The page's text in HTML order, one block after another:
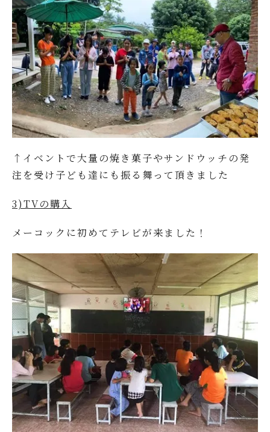
↑イベントで大量の焼き菓子やサンドウッチの発
注を受け子ども達にも振る舞って頂きました
3)TVの購入
メーコックに初めてテレビが来ました！